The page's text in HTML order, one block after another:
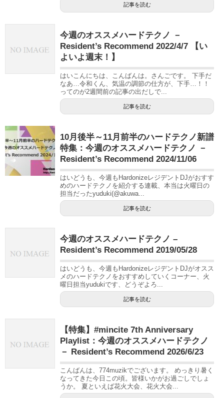
記事を読む
今週のオススメハードテクノ －
Resident’s Recommend 2022/4/7 【い
よいよ週末！】
はいこんにちは、こんばんは。さんごです。 下手だ
なあ…令和くん、気温の調節の仕方が、下手…！！
ってのが2週間前の記事の出だしで...
記事を読む
10月後半～11月前半のハードテクノ新譜
特集：今週のオススメハードテクノ －
Resident’s Recommend 2024/11/06
はいどうも、今週もHardonizeレジデントDJがおすす
めのハードテクノを紹介する連載、本当は火曜日の
担当だったyuduki(@akuwa...
記事を読む
今週のオススメハードテクノ –
Resident’s Recommend 2019/05/28
はいどうも、今週もHardonizeレジデントDJがオスス
メのハードテクノをおすすめしていくコーナー、火
曜日担当yudukiです、どうぞよろ...
記事を読む
【特集】#mincite 7th Anniversary
Playlist：今週のオススメハードテクノ
－ Resident’s Recommend 2026/6/23
こんばんは、774muzikでございます。 めっきり暑く
なってきた今日この頃。皆様いかがお過ごしでしょ
うか。 夏といえば花火大会、花火大会...